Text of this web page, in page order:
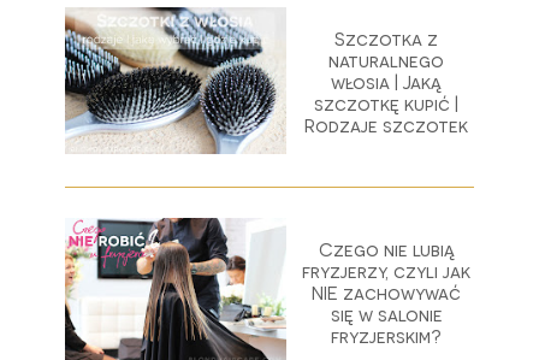
Szczotka z
naturalnego
włosia | Jaką
szczotkę kupić |
Rodzaje szczotek
Czego nie lubią
fryzjerzy, czyli jak
NIE zachowywać
się w salonie
fryzjerskim?